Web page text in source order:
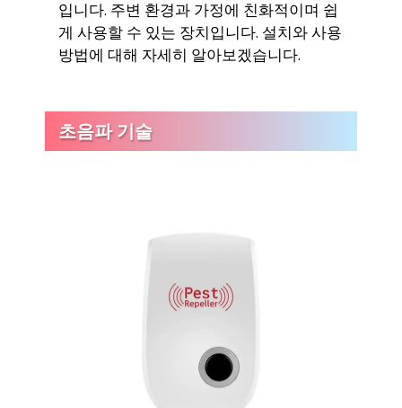
입니다. 주변 환경과 가정에 친화적이며 쉽
게 사용할 수 있는 장치입니다. 설치와 사용
방법에 대해 자세히 알아보겠습니다.
초음파 기술